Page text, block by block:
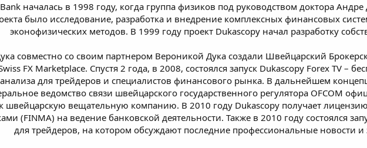
началась в 1998 году, когда группа физиков под руководством доктора Андре
было исследование, разработка и внедрение комплексных финансовых
эконофизических методов. В 1999 году проект Dukascopy начал разработку
совместно со своим партнером Вероникой Дука создали Швейцарский
FX Marketplace. Спустя 2 года, в 2008, состоялся запуск Dukascopy Forex TV –
для трейдеров и специалистов финансового рынка. В дальнейшем
ведомство связи швейцарского государственного регулятора OFCOM
швейцарскую вещательную компанию. В 2010 году Dukascopy получает
(FINMA) на ведение банковской деятельности. Также в 2010 году состоялся
для трейдеров, на котором обсуждают последние профессиональные новости и